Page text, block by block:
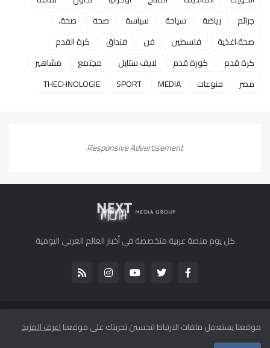
جرائم
رياضة سياحة سياسة صحة
صحة،
صحة،اغذية
فلسطين فن فنداق
كرة القدم
كرة قدم
كورة قدم لايف ستايل مجتمع
مشاهير
مصر
منوعات MEDIA
SPORT
THECHNOLOGIE
Responsive Advertisement
كل يوم منصة عربية متخصصة في أخبار العالم العربي اليومية
جميع الحقوق محفوظة لموقع كل يوم 2013-2022 ©
الرئيسية
موقعنا يستعمل ملفات الارتباط لتحسين تجربتك على موقعنااعرف المزيد